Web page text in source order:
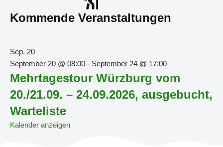
Kommende Veranstaltungen
Sep. 20
September 20 @ 08:00 - September 24 @ 17:00
Mehrtagestour Würzburg vom
20./21.09. – 24.09.2026, ausgebucht,
Warteliste
Kalender anzeigen